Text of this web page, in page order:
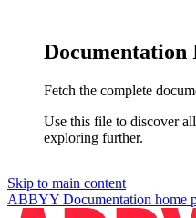
Documentation
Fetch the complete
Use this file to discover
exploring further.
Skip to main content
ABBYY Documentation home